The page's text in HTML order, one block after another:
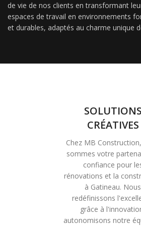
de vie de nos clients en transformant
espaces de travail en environnements
et durables, adaptés au charme unique
SOLUTIONS
CRÉATIVES
Chez MB
sommes votre
confiance pour
rénovations et la
à Gatineau. Nous
redéfinissons
grâce à
autonomisons notre